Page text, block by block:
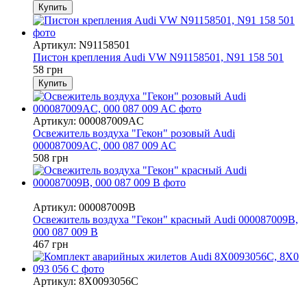
Купить
Артикул: N91158501
Пистон крепления Audi VW N91158501, N91 158 501
58 грн
Купить
Артикул: 000087009AC
Освежитель воздуха "Гекон" розовый Audi
000087009AC, 000 087 009 AC
508 грн
Артикул: 000087009B
Освежитель воздуха "Гекон" красный Audi 000087009B,
000 087 009 B
467 грн
Артикул: 8X0093056C